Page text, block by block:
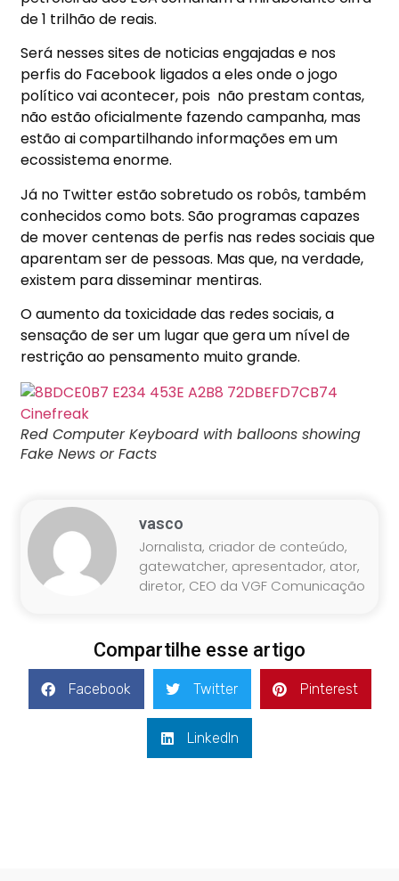
de 1 trilhão de reais.
Será nesses sites de noticias engajadas e nos
perfis do Facebook ligados a eles onde o jogo
político vai acontecer, pois não prestam contas,
não estão oficialmente fazendo campanha, mas
estão ai compartilhando informações em um
ecossistema enorme.
Já no Twitter estão sobretudo os robôs, também
conhecidos como bots. São programas capazes
de mover centenas de perfis nas redes sociais que
aparentam ser de pessoas. Mas que, na verdade,
existem para disseminar mentiras.
O aumento da toxicidade das redes sociais, a
sensação de ser um lugar que gera um nível de
restrição ao pensamento muito grande.
Red Computer Keyboard with balloons showing
Fake News or Facts
vasco
Jornalista, criador de conteúdo,
gatewatcher, apresentador, ator,
diretor, CEO da VGF Comunicação
Compartilhe esse artigo
Facebook Twitter Pinterest
LinkedIn